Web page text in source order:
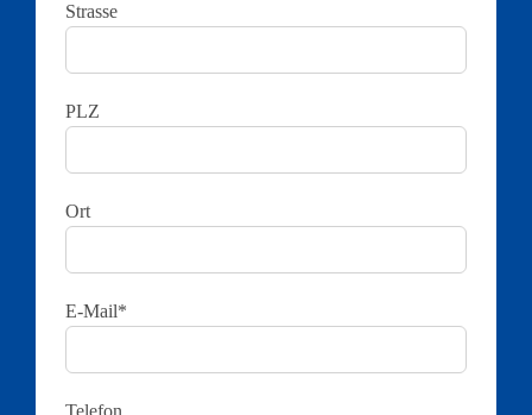
Strasse
PLZ
Ort
E-Mail*
Telefon